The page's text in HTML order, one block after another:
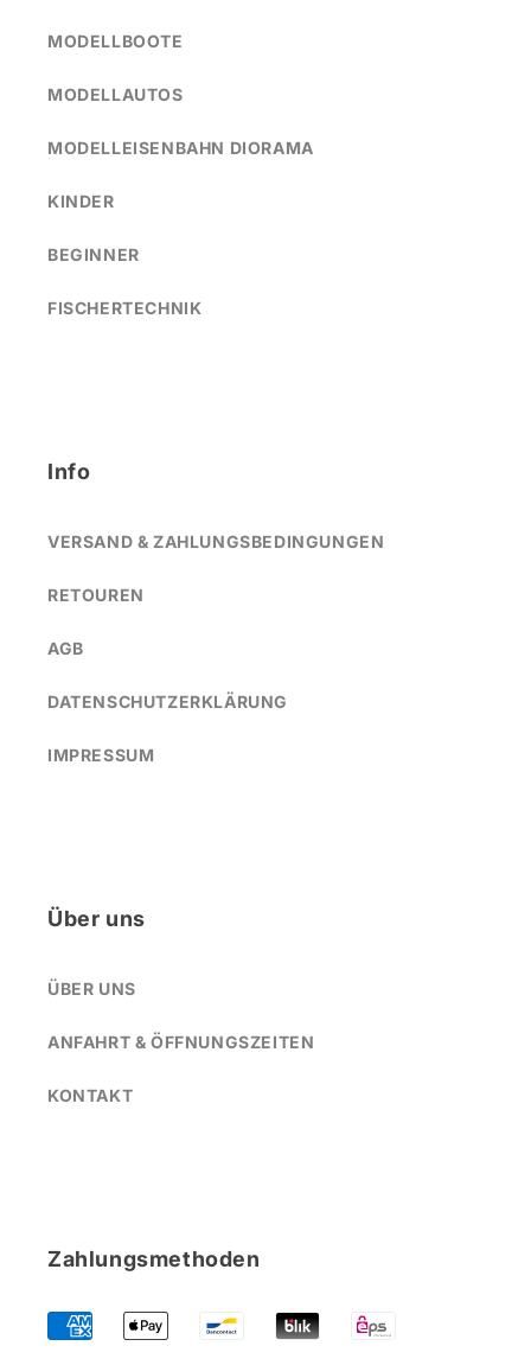
MODELLBOOTE
MODELLAUTOS
MODELLEISENBAHN DIORAMA
KINDER
BEGINNER
FISCHERTECHNIK
Info
VERSAND & ZAHLUNGSBEDINGUNGEN
RETOUREN
AGB
DATENSCHUTZERKLÄRUNG
IMPRESSUM
Über uns
ÜBER UNS
ANFAHRT & ÖFFNUNGSZEITEN
KONTAKT
Zahlungsmethoden